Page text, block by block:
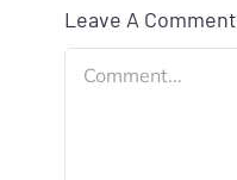
Leave A Comment
Comment